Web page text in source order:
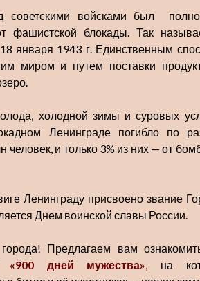
советскими войсками был
фашистской блокады. Так
января 1943 г. Единственным
миром и путем поставки
холодной зимы и суровых
Ленинграде погибло по
человек, и только 3% из них — от
Ленинграду присвоено звание
Днем воинской славы России.
Предлагаем вам
«900 дней мужества», на